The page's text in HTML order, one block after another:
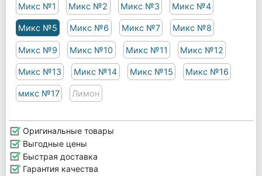
Микс №1 Микс №2 Микс №3 Микс №4
Микс №5 Микс №6 Микс №7 Микс №8
Микс №9 Микс №10 Микс №11 Микс №12
Микс №13 Микс №14 Микс №15 Микс №16
микс №17 Лимон
Оригинальные товары
Выгодные цены
Быстрая доставка
Гарантия качества